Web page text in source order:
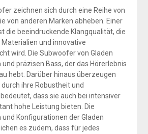
zeichnen sich durch eine Reihe von
von anderen Marken abheben. Einer
die beeindruckende Klangqualität, die
und innovative
wird. Die Subwoofer von Gladen
präzisen Bass, der das Hörerlebnis
hebt. Darüber hinaus überzeugen
ihre Robustheit und
bedeutet, dass sie auch bei intensiver
hohe Leistung bieten. Die
Konfigurationen der Gladen
es zudem, dass für jedes